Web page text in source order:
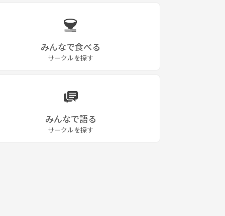
みんなで食べる
サークルを探す
みんなで語る
サークルを探す